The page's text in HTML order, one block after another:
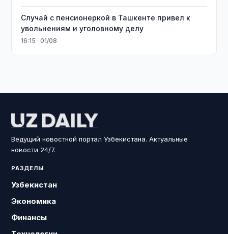
Случай с пенсионеркой в Ташкенте привел к
увольнениям и уголовному делу
16:15 · 01/08
Ведущий новостной портал Узбекистана. Актуальные
новости 24/7.
РАЗДЕЛЫ
Узбекистан
Экономика
Финансы